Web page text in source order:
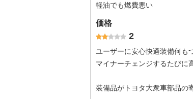
軽油でも燃費悪い
価格
2
ユーザーに安心快適装備何
マイナーチェンジするたび
装備品がトヨタ大衆車部品の